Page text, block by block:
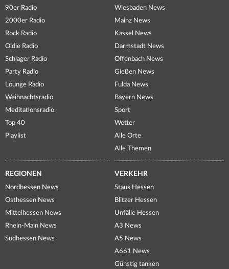
90er Radio
2000er Radio
Rock Radio
Oldie Radio
Schlager Radio
Party Radio
Lounge Radio
Weihnachtsradio
Meditationsradio
Top 40
Playlist
Wiesbaden News
Mainz News
Kassel News
Darmstadt News
Offenbach News
Gießen News
Fulda News
Bayern News
Sport
Wetter
Alle Orte
Alle Themen
REGIONEN
Nordhessen News
Osthessen News
Mittelhessen News
Rhein-Main News
Südhessen News
VERKEHR
Staus Hessen
Blitzer Hessen
Unfälle Hessen
A3 News
A5 News
A661 News
Günstig tanken